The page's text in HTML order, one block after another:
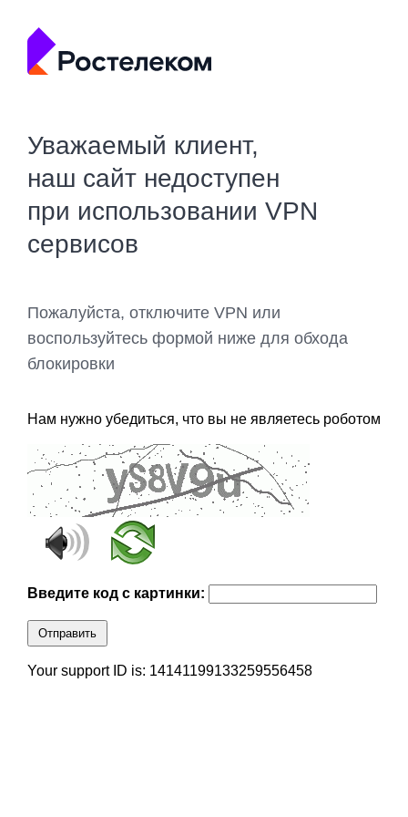
Уважаемый клиент,
наш сайт недоступен
при использовании VPN
сервисов
Пожалуйста, отключите VPN или
воспользуйтесь формой ниже для обхода
блокировки
Нам нужно убедиться, что вы не являетесь роботом
Введите код с картинки:
Отправить
Your support ID is: 14141199133259556458